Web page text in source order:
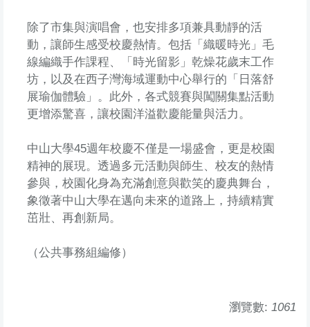
除了市集與演唱會，也安排多項兼具動靜的活
動，讓師生感受校慶熱情。包括「織暖時光」毛
線編織手作課程、「時光留影」乾燥花歲末工作
坊，以及在西子灣海域運動中心舉行的「日落舒
展瑜伽體驗」。此外，各式競賽與闖關集點活動
更增添驚喜，讓校園洋溢歡慶能量與活力。
中山大學45週年校慶不僅是一場盛會，更是校園
精神的展現。透過多元活動與師生、校友的熱情
參與，校園化身為充滿創意與歡笑的慶典舞台，
象徵著中山大學在邁向未來的道路上，持續精實
茁壯、再創新局。
（公共事務組編修）
瀏覽數: 1061